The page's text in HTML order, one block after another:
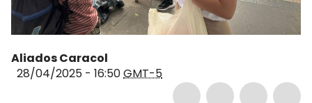
Aliados Caracol
28/04/2025 - 16:50GMT-5